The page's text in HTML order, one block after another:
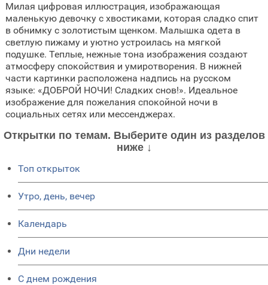
Милая цифровая иллюстрация, изображающая
маленькую девочку с хвостиками, которая сладко спит
в обнимку с золотистым щенком. Малышка одета в
светлую пижаму и уютно устроилась на мягкой
подушке. Теплые, нежные тона изображения создают
атмосферу спокойствия и умиротворения. В нижней
части картинки расположена надпись на русском
языке: «ДОБРОЙ НОЧИ! Сладких снов!». Идеальное
изображение для пожелания спокойной ночи в
социальных сетях или мессенджерах.
Открытки по темам. Выберите один из разделов
ниже ↓
Топ открыток
Утро, день, вечер
Календарь
Дни недели
C днем рождения